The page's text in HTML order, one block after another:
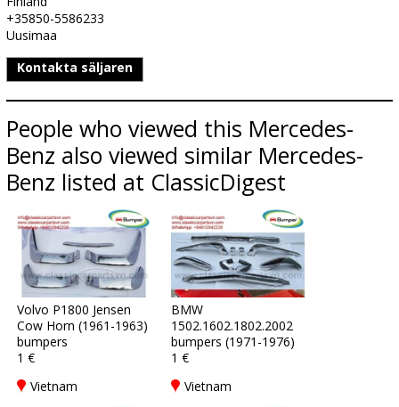
+35850-5586233
Uusimaa
Kontakta säljaren
People who viewed this Mercedes-
Benz also viewed similar Mercedes-
Benz listed at ClassicDigest
Volvo P1800 Jensen
Cow Horn (1961-1963)
bumpers
1 €
Vietnam
BMW
1502.1602.1802.2002
bumpers (1971-1976)
1 €
Vietnam